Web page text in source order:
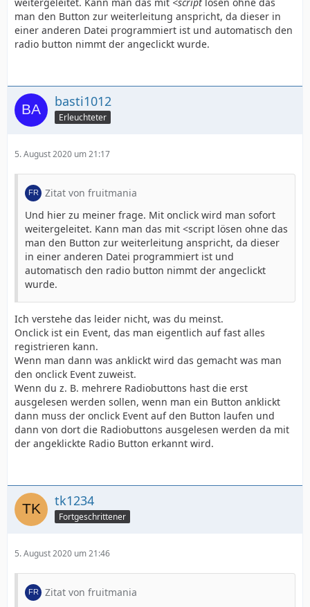
man den Button zur weiterleitung anspricht, da dieser in
einer anderen Datei programmiert ist und automatisch den
radio button nimmt der angeclickt wurde.
basti1012
Erleuchteter
5. August 2020 um 21:17
Zitat von fruitmania
Und hier zu meiner frage. Mit onclick wird man sofort
weitergeleitet. Kann man das mit <script lösen ohne das
man den Button zur weiterleitung anspricht, da dieser
in einer anderen Datei programmiert ist und
automatisch den radio button nimmt der angeclickt
wurde.
Ich verstehe das leider nicht, was du meinst.
Onclick ist ein Event, das man eigentlich auf fast alles
registrieren kann.
Wenn man dann was anklickt wird das gemacht was man
den onclick Event zuweist.
Wenn du z. B. mehrere Radiobuttons hast die erst
ausgelesen werden sollen, wenn man ein Button anklickt
dann muss der onclick Event auf den Button laufen und
dann von dort die Radiobuttons ausgelesen werden da mit
der angeklickte Radio Button erkannt wird.
tk1234
Fortgeschrittener
5. August 2020 um 21:46
Zitat von fruitmania